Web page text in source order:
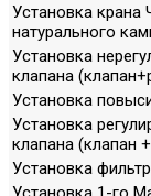
Установка крана
натурального
Установка
клапана
Установка
Установка
клапана (клапан
Установка